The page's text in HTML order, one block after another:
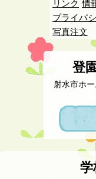
リンク 情
プライバ
写真注文
登
射水市ホ
学